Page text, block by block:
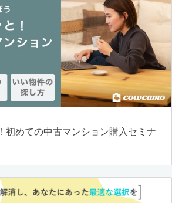
初めての中古マンション購入セミナ